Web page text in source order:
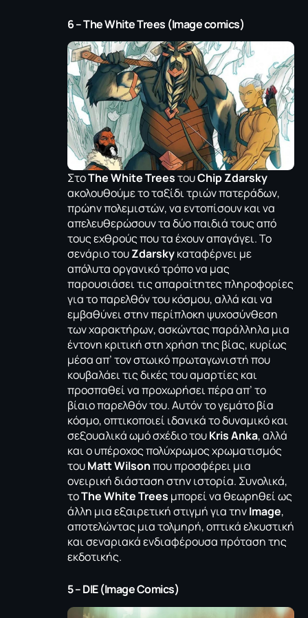
6 – The White Trees (Image comics)
ΣτοThe White TreesτουChipZdarsky
ακολουθούμε το ταξίδι τριών πατεράδων,
πρώην πολεμιστών, να εντοπίσουν και να
απελευθερώσουν τα δύο παιδιά τους από
τους εχθρούς που τα έχουν απαγάγει. Το
σενάριο τουZdarskyκαταφέρνει με
απόλυτα οργανικό τρόπο να μας
παρουσιάσει τις απαραίτητες πληροφορίες
για το παρελθόν του κόσμου, αλλά και να
εμβαθύνει στην περίπλοκη ψυχοσύνθεση
των χαρακτήρων, ασκώντας παράλληλα μια
έντονη κριτική στη χρήση της βίας, κυρίως
μέσα απ’ τον στωικό πρωταγωνιστή που
κουβαλάει τις δικές του αμαρτίες και
προσπαθεί να προχωρήσει πέρα απ’ το
βίαιο παρελθόν του. Αυτόν το γεμάτο βία
κόσμο, οπτικοποιεί ιδανικά το δυναμικό και
σεξουαλικά ωμό σχέδιο τουKrisAnka, αλλά
και ο υπέροχος πολύχρωμος χρωματισμός
τουMattWilsonπου προσφέρει μια
ονειρική διάσταση στην ιστορία. Συνολικά,
τοThe White Trees μπορεί να θεωρηθεί ως
άλλη μια εξαιρετική στιγμή για τηνImage,
αποτελώντας μια τολμηρή, οπτικά ελκυστική
και σεναριακά ενδιαφέρουσα πρόταση της
εκδοτικής.
5 – DIE (Image Comics)